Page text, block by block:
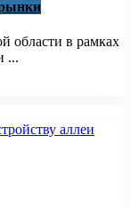
области в рамках
...